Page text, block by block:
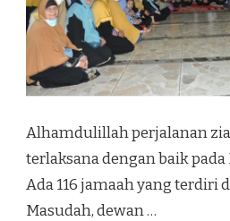
Alhamdulillah perjalanan
terlaksana dengan baik pada
Ada 116 jamaah yang terdiri
Masudah, dewan …